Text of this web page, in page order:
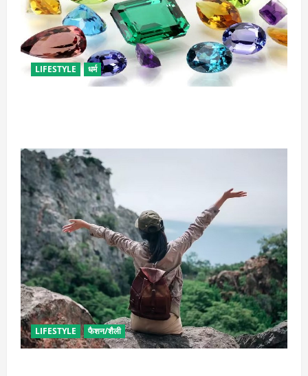
LIFESTYLE धर्म
LIFESTYLE फैशन/शैली